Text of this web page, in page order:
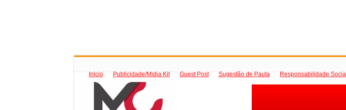
Inicio Publicidade/Midia Kit Guest Post Sugestão de Pauta Responsabilidade Social